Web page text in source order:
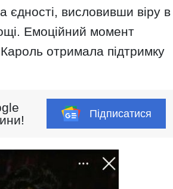
єдності, висловивши віру в
Емоційний момент
отримала підтримку
Підписатися